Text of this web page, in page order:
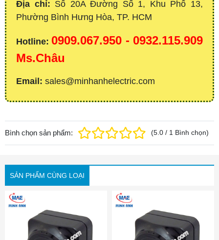
Địa chỉ: Số 20A Đường Số 1, Khu Phố 13,
Phường Bình Hưng Hòa, TP. HCM
Hotline: 0909.067.950 - 0932.115.909
Ms.Châu
Email: sales@minhanhelectric.com
Bình chọn sản phẩm: (5.0 / 1 Bình chọn)
SẢN PHẨM CÙNG LOẠI